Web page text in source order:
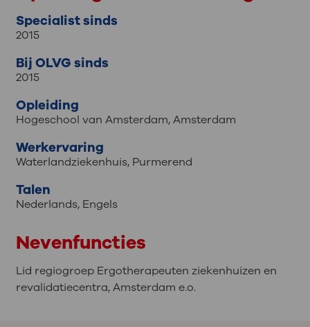
Specialist sinds
2015
Bij OLVG sinds
2015
Opleiding
Hogeschool van Amsterdam, Amsterdam
Werkervaring
Waterlandziekenhuis, Purmerend
Talen
Nederlands,Engels
Nevenfuncties
Lid regiogroep Ergotherapeuten ziekenhuizen en
revalidatiecentra, Amsterdam e.o.